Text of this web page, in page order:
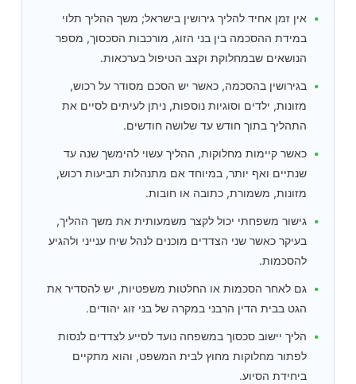
אין זמן אחיד להליך גירושין בישראל; משך ההליך תלוי
במידת ההסכמה בין בני הזוג, מורכבות הסכסוך, מספר
הנושאים שבמחלוקת וקצב הטיפול בערכאות.
בגירושין בהסכמה, כאשר יש הסכם מסודר על רכוש,
מזונות, ילדים וסוגיות נוספות, ניתן לעיתים לסיים את
התהליך בתוך חודש עד שלושה חודשים.
כאשר קיימות מחלוקות, ההליך עשוי להימשך שנה עד
שנתיים ואף יותר, במיוחד אם מתנהלות תביעות רכוש,
מזונות, משמורת, כתובה או חובות.
גישור משפחתי יכול לקצר משמעותית את משך ההליך,
בעיקר כאשר שני הצדדים מוכנים לנהל שיח ענייני ולהגיע
להסכמות.
גם לאחר הסכמות או החלטות משפטיות, יש להסדיר את
הגט בבית הדין הרבני במקרה של בני זוג יהודים.
הליך יישוב סכסוך במשפחה נועד לסייע לצדדים לנסות
לפתור מחלוקות מחוץ לבית המשפט, והוא מתקיים
ביחידת הסיוע.